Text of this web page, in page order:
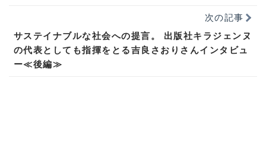
次の記事
サステイナブルな社会への提言。 出版社キラジェンヌ
の代表としても指揮をとる吉良さおりさんインタビュ
ー≪後編≫